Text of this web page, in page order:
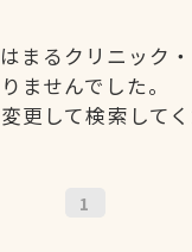
まるクリニック
りませんでした。
更して検索してく
1